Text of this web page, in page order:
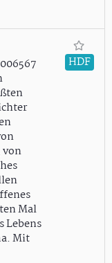
von
Mal
Lebens
Mit
HDF